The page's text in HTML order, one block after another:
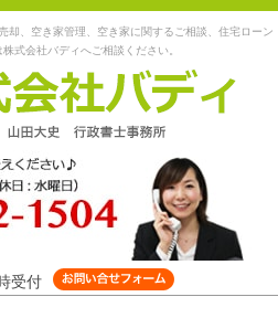
却、空き家管理、空き家に関するご相談、住宅ローン
式会社バディへご相談ください。
受付